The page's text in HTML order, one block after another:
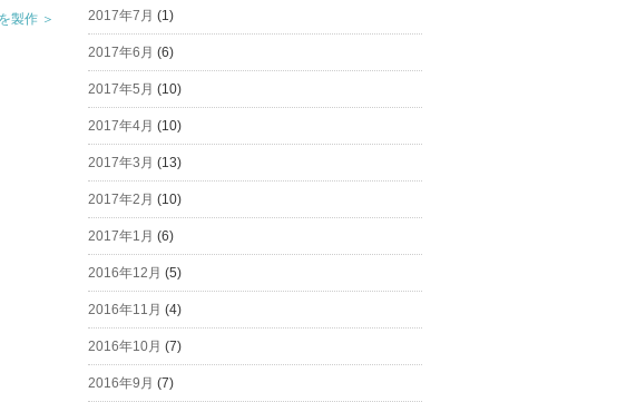
製作 ＞
2017年7月 (1)
2017年6月 (6)
2017年5月 (10)
2017年4月 (10)
2017年3月 (13)
2017年2月 (10)
2017年1月 (6)
2016年12月 (5)
2016年11月 (4)
2016年10月 (7)
2016年9月 (7)